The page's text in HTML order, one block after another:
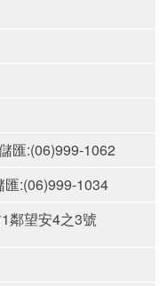
匯:(06)999-1062
:(06)999-1034
鄰望安4之3號